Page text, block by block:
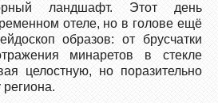
ландшафт. Этот день
отеле, но в голове ещё
образов: от брусчатки
минаретов в стекле
целостную, но поразительно
региона.